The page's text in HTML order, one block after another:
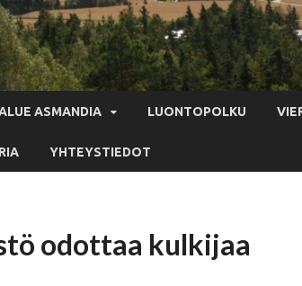
ASMANDIA LUONTOPOLKU
YHTEYSTIEDOT
odottaa kulkijaa